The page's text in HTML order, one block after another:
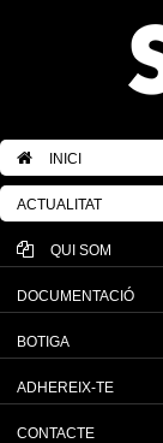
INICI
ACTUALITAT
QUI SOM
DOCUMENTACIÓ
BOTIGA
ADHEREIX-TE
CONTACTE